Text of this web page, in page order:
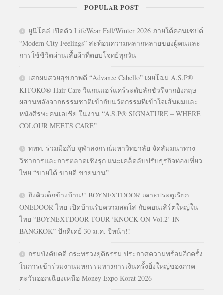
POPULAR POST
ยูนิโคล่ เปิดตัว LifeWear Fall/Winter 2026 ภายใต้คอนเซปต์
“Modern City Feelings” สะท้อนความหลากหลายของผู้คนและ
การใช้ชีวิตผ่านเสื้อผ้าที่ตอบโจทย์ทุกวัน
เสกผมสวยสุขภาพดี “Advance Cabello” เผยโฉม A.S.P®
KITOKO® Hair Care วีแกนแฮร์แคร์ระดับลักชัวรีจากอังกฤษ
ผสานพลังจากธรรมชาติเข้ากับนวัตกรรมที่เข้าใจเส้นผมและ
หนังศีรษะคนเอเชีย ในงาน “A.S.P® SIGNATURE – WHERE
COLOUR MEETS CARE”
ททท. ร่วมมือกับ จุฬาลงกรณ์มหาวิทยาลัย จัดสัมมนาทาง
วิชาการและการตลาดเชิงรุก แนะเคล็ดลับปรับธุรกิจท่องเที่ยว
ไทย “ขายได้ ขายดี ขายนาน”
ถึงคิวเด็กข้างบ้าน!! BOYNEXTDOOR เคาะประตูเรียก
ONEDOOR ไทย เปิดบ้านรับความสดใส กับคอนเสิร์ตใหญ่ใน
ไทย “BOYNEXTDOOR TOUR ‘KNOCK ON Vol.2’ IN
BANGKOK” ปักดีเดย์ 30 ม.ค. ปีหน้า!!
กรมบังคับคดี กระทรวงยุติธรรม ประกาศความพร้อมอีกครั้ง
ในการเข้าร่วมงานมหกรรมทางการเงินครั้งยิ่งใหญ่ของภาค
ตะวันออกเฉียงเหนือ Money Expo Korat 2026